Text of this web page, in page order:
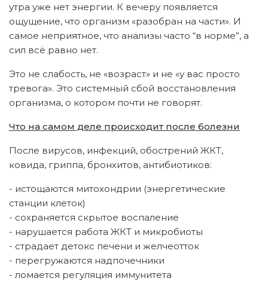
утра уже нет энергии. К вечеру появляется
ощущение, что организм «разобран на части». И
самое неприятное, что анализы часто “в норме”, а
сил всё равно нет.
Это не слабость, не «возраст» и не «у вас просто
тревога». Это системный сбой восстановления
организма, о котором почти не говорят.
Что на самом деле происходит после болезни
После вирусов, инфекций, обострений ЖКТ,
ковида, гриппа, бронхитов, антибиотиков:
- истощаются митохондрии (энергетические
станции клеток)
- сохраняется скрытое воспаление
- нарушается работа ЖКТ и микробиоты
- страдает детокс печени и желчеотток
- перегружаются надпочечники
- ломается регуляция иммунитета